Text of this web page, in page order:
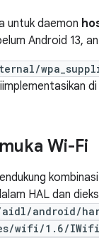
untuk daemon
Android 13,
Wi-Fi
HAL dan
android/
wifi/1.6/